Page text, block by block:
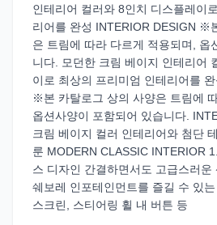
인테리어 컬러와 8인치 디스플레이
리어를 완성 INTERIOR DESIGN ※
은 트림에 따라 다르게 적용되며, 옵
니다. 모던한 크림 베이지 인테리어
이로 최상의 프리미엄 인테리어를
※본 카탈로그 상의 사양은 트림에
옵션사양이 포함되어 있습니다.
크림 베이지 컬러 인테리어와 첨단
룬 MODERN CLASSIC INTERIOR
스 디자인 간결하면서도 고급스러운
쉐보레 인포테인먼트를 즐길 수 있
스크린, 스티어링 휠 내 버튼 등